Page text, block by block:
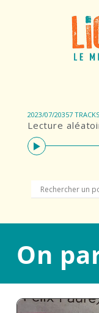
Lecture
2023/07/20357 TRACKS
On